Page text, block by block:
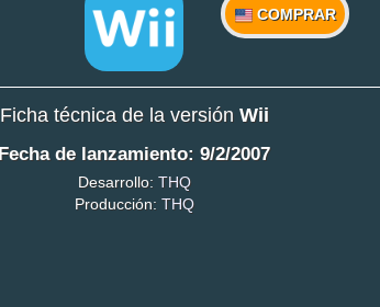
COMPRAR
Ficha técnica de la versión Wii
Fecha de lanzamiento: 9/2/2007
Desarrollo: THQ
Producción: THQ